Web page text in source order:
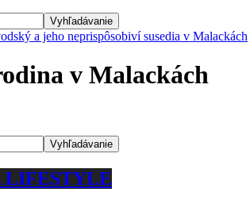
a jeho neprispôsobiví susedia v Malackách
v Malackách
LIFESTYLE